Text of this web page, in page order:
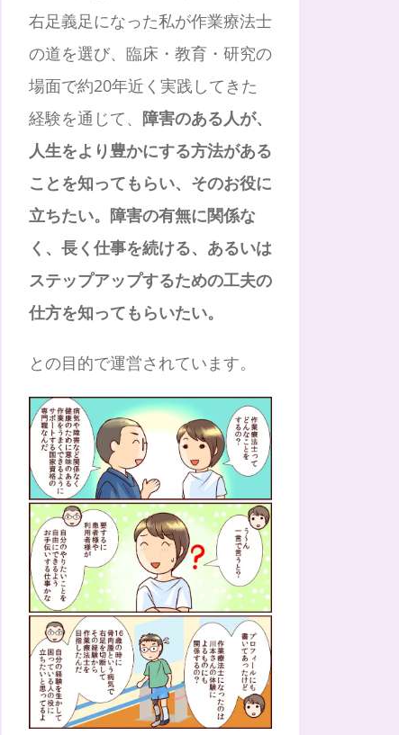
右足義足になった私が作業療法士
の道を選び、臨床・教育・研究の
場面で約20年近く実践してきた
経験を通じて、 障害のある人が、
人生をより豊かにする方法がある
ことを知ってもらい、そのお役に
立ちたい。障害の有無に関係な
く、長く仕事を続ける、あるいは
ステップアップするための工夫の
仕方を知ってもらいたい。
との目的で運営されています。